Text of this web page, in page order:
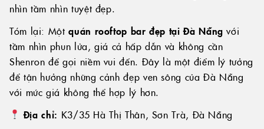
nhìn tầm nhìn tuyệt đẹp.
Tóm lại: Mộtquán rooftop bar đẹp tại Đà Nẵng với
tầm nhìn phun lửa, giá cả hấp dẫn và không cần
Shenron để gọi niềm vui đến. Đây là một điểm lý tưởng
để tận hưởng những cảnh đẹp ven sông của Đà Nẵng
với mức giá không thể hợp lý hơn.
Địa chỉ: K3/35 Hà Thị Thân, Sơn Trà, Đà Nẵng